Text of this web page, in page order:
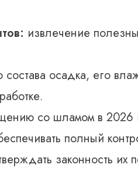
извлечение
осадка, его
со шламом в 2026
полный
законность их